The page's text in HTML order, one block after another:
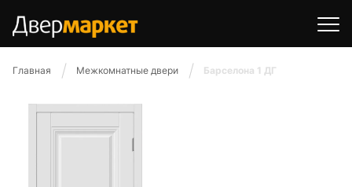
Главная Межкомнатные двери Барселона 1 ДГ